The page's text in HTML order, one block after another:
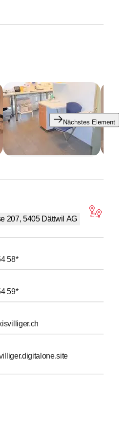
Niveau.
Nächstes Element
207, 5405 Dättwil AG
58*
59*